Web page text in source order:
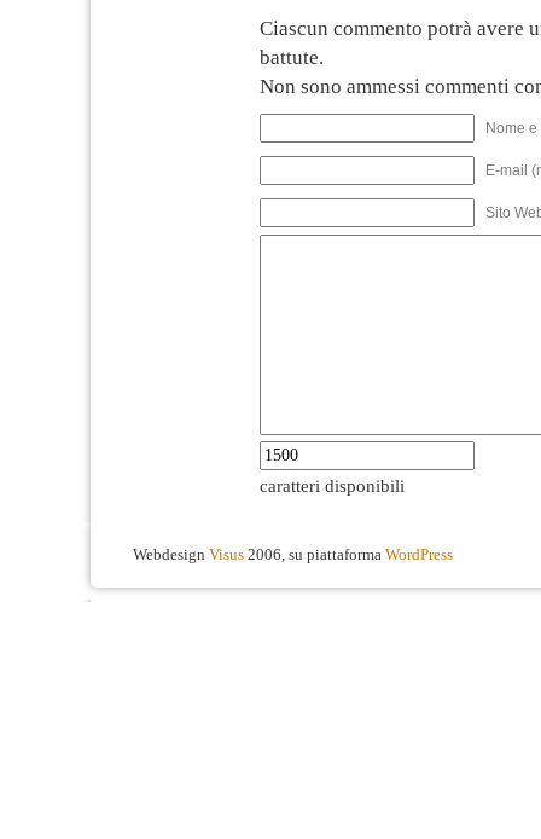
Ciascun commento potrà avere
battute.
Non sono ammessi commenti
Nome
E-mail
Sito
caratteri disponibili
Webdesign Visus 2006, su piattaforma WordPress